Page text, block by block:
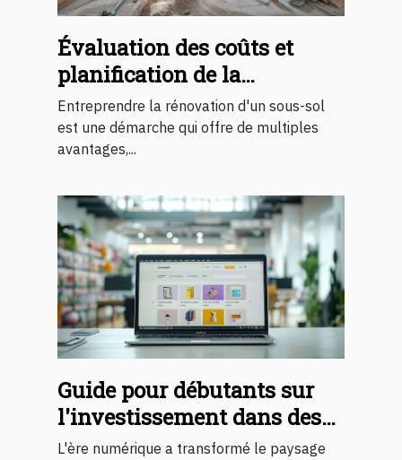
Évaluation des coûts et
planification de la
rénovation de sous-sol
Entreprendre la rénovation d'un sous-sol
est une démarche qui offre de multiples
avantages,...
Guide pour débutants sur
l'investissement dans des
sites e-commerce rentables
L'ère numérique a transformé le paysage